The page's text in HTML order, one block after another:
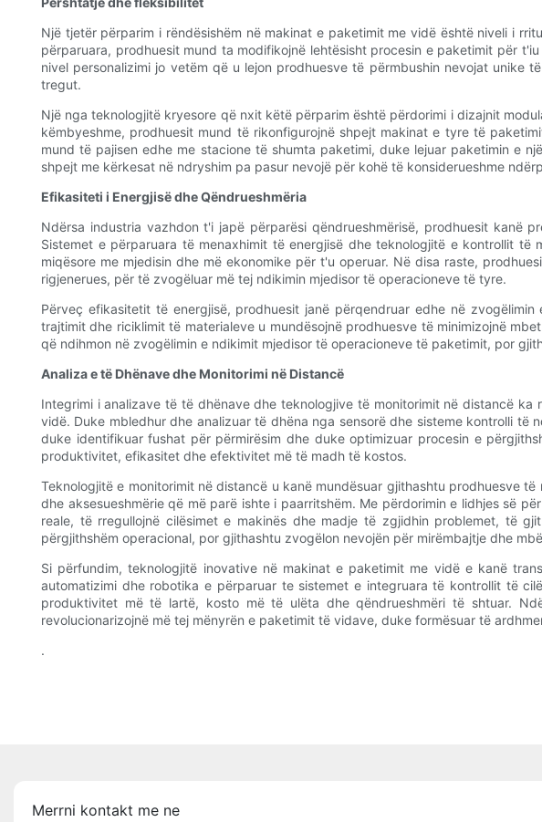
Një tjetër përparim i rëndësishëm në makinat e paketimit me vidë është niveli i
përparuara, prodhuesit mund ta modifikojnë lehtësisht procesin e paketimit për
nivel personalizimi jo vetëm që u lejon prodhuesve të përmbushin nevojat
tregut.
Një nga teknologjitë kryesore që nxit këtë përparim është përdorimi i dizajnit
këmbyeshme, prodhuesit mund të rikonfigurojnë shpejt makinat e tyre të
mund të pajisen edhe me stacione të shumta paketimi, duke lejuar paketimin e
shpejt me kërkesat në ndryshim pa pasur nevojë për kohë të konsiderueshme
Efikasiteti i Energjisë dhe Qëndrueshmëria
Ndërsa industria vazhdon t'i japë përparësi qëndrueshmërisë, prodhuesit kanë
Sistemet e përparuara të menaxhimit të energjisë dhe teknologjitë e kontrollit
miqësore me mjedisin dhe më ekonomike për t'u operuar. Në disa raste,
rigjenerues, për të zvogëluar më tej ndikimin mjedisor të operacioneve të tyre.
Përveç efikasitetit të energjisë, prodhuesit janë përqendruar edhe në
trajtimit dhe riciklimit të materialeve u mundësojnë prodhuesve të minimizojnë
që ndihmon në zvogëlimin e ndikimit mjedisor të operacioneve të paketimit, por
Analiza e të Dhënave dhe Monitorimi në Distancë
Integrimi i analizave të të dhënave dhe teknologjive të monitorimit në distancë
vidë. Duke mbledhur dhe analizuar të dhëna nga sensorë dhe sisteme kontrolli
duke identifikuar fushat për përmirësim dhe duke optimizuar procesin e
produktivitet, efikasitet dhe efektivitet më të madh të kostos.
Teknologjitë e monitorimit në distancë u kanë mundësuar gjithashtu prodhuesve
dhe aksesueshmërie që më parë ishte i paarritshëm. Me përdorimin e lidhjes së
reale, të rregullojnë cilësimet e makinës dhe madje të zgjidhin problemet, të
përgjithshëm operacional, por gjithashtu zvogëlon nevojën për mirëmbajtje dhe
Si përfundim, teknologjitë inovative në makinat e paketimit me vidë e kanë
automatizimi dhe robotika e përparuar te sistemet e integruara të kontrollit të
produktivitet më të lartë, kosto më të ulëta dhe qëndrueshmëri të shtuar.
revolucionarizojnë më tej mënyrën e paketimit të vidave, duke formësuar të
.
Merrni kontakt me ne